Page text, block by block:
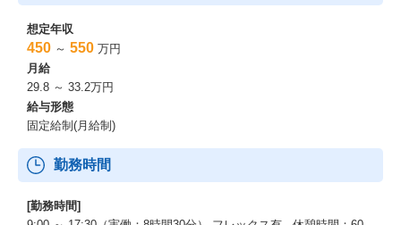
想定年収
450 ～ 550 万円
月給
29.8 ～ 33.2万円
給与形態
固定給制(月給制)
勤務時間
[勤務時間]